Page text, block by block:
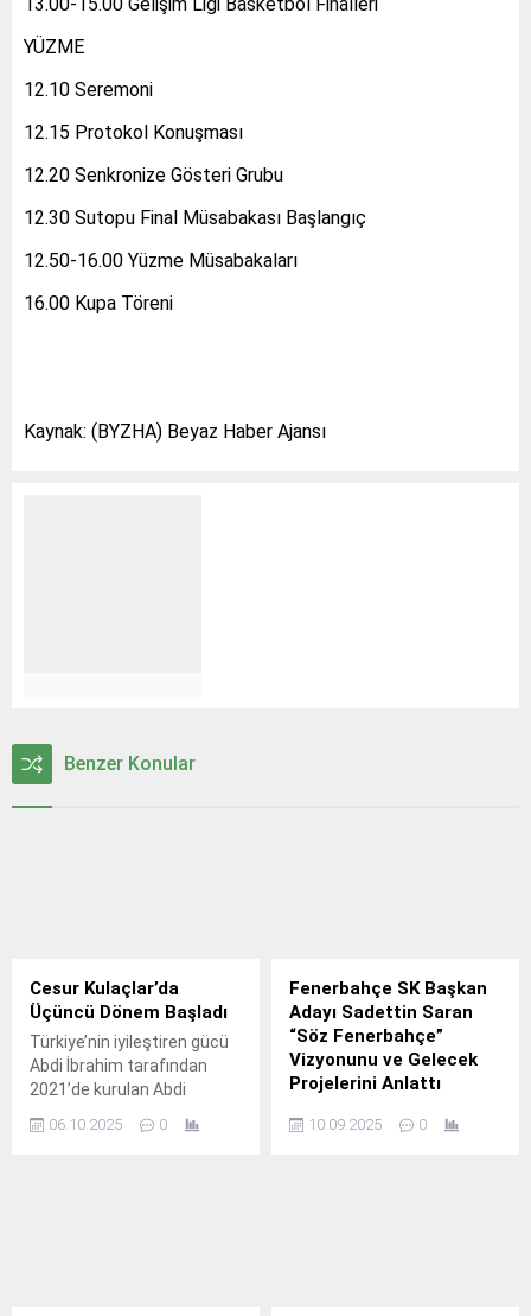
YÜZME
12.10 Seremoni
12.15 Protokol Konuşması
12.20 Senkronize Gösteri Grubu
12.30 Sutopu Final Müsabakası Başlangıç
12.50-16.00 Yüzme Müsabakaları
16.00 Kupa Töreni
Kaynak: (BYZHA) Beyaz Haber Ajansı
Benzer Konular
Cesur Kulaçlar’da
Üçüncü Dönem Başladı
Türkiye’nin iyileştiren gücü
Abdi İbrahim tarafından
2021’de kurulan Abdi
sendromlu çocuklara
06.10.2025 0
Fenerbahçe SK Başkan
Adayı Sadettin Saran
“Söz Fenerbahçe”
Vizyonunu ve Gelecek
Projelerini Anlattı
başkan adayı Sadettin
10.09.2025 0